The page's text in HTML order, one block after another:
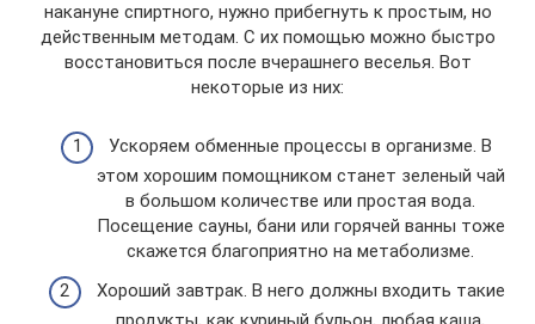
накануне спиртного, нужно прибегнуть к простым, но
действенным методам. С их помощью можно быстро
восстановиться после вчерашнего веселья. Вот
некоторые из них:
Ускоряем обменные процессы в организме. В
этом хорошим помощником станет зеленый чай
в большом количестве или простая вода.
Посещение сауны, бани или горячей ванны тоже
скажется благоприятно на метаболизме.
Хороший завтрак. В него должны входить такие